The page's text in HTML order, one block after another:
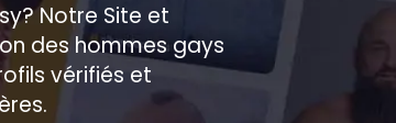
Notre Site et
des hommes gays
vérifiés et